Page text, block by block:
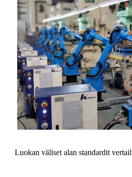
Luokan väliset alan standardit